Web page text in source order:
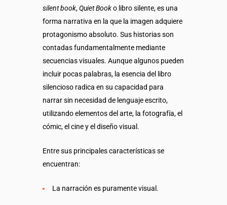
silent book,Quiet Booko libro silente, es una
forma narrativa en la que la imagen adquiere
protagonismo absoluto. Sus historias son
contadas fundamentalmente mediante
secuencias visuales. Aunque algunos pueden
incluir pocas palabras, la esencia del libro
silencioso radica en su capacidad para
narrar sin necesidad de lenguaje escrito,
utilizando elementos del arte, la fotografía, el
cómic, el cine y el diseño visual.
Entre sus principales características se
encuentran:
La narración es puramente visual.